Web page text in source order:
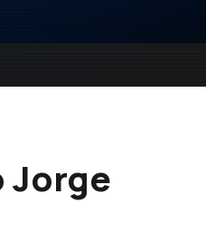
Jorge